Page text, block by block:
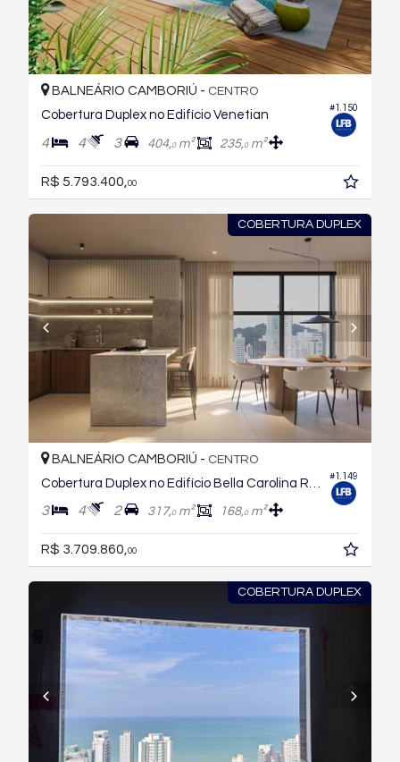
#1.150
BALNEÁRIO CAMBORIÚ - CENTRO
Cobertura Duplex no Edifício Venetian
4 4 3 404,0m² 235,0m²
R$ 5.793.400, 00
COBERTURA DUPLEX
#1.149
BALNEÁRIO CAMBORIÚ - CENTRO
3 4 2 317,0m² 168,0m²
R$ 3.709.860, 00
COBERTURA DUPLEX